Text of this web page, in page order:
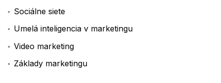
Sociálne siete
Umelá inteligencia v marketingu
Video marketing
Základy marketingu